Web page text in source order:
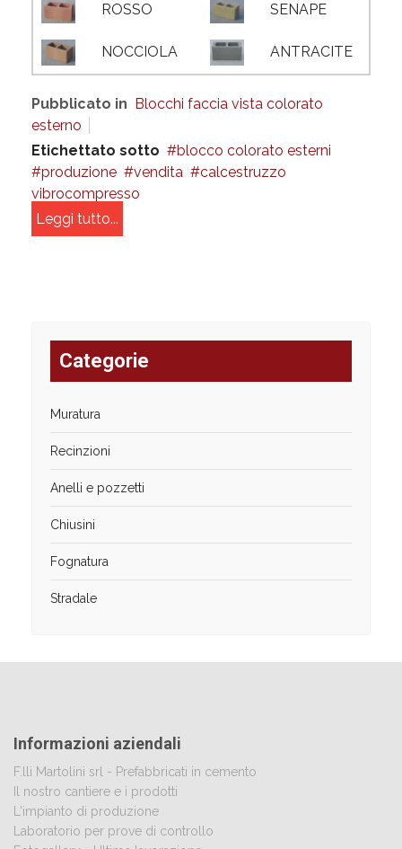
ROSSO SENAPE
NOCCIOLA ANTRACITE
Pubblicato in Blocchi faccia vista colorato
esterno
Etichettato sotto
blocco colorato esterni
produzione
vendita
calcestruzzo
vibrocompresso
Leggi tutto...
Categorie
Muratura
Recinzioni
Anelli e pozzetti
Chiusini
Fognatura
Stradale
Informazioni aziendali
F.lli Martolini srl - Prefabbricati in cemento
Il nostro cantiere e i prodotti
L'impianto di produzione
Laboratorio per prove di controllo